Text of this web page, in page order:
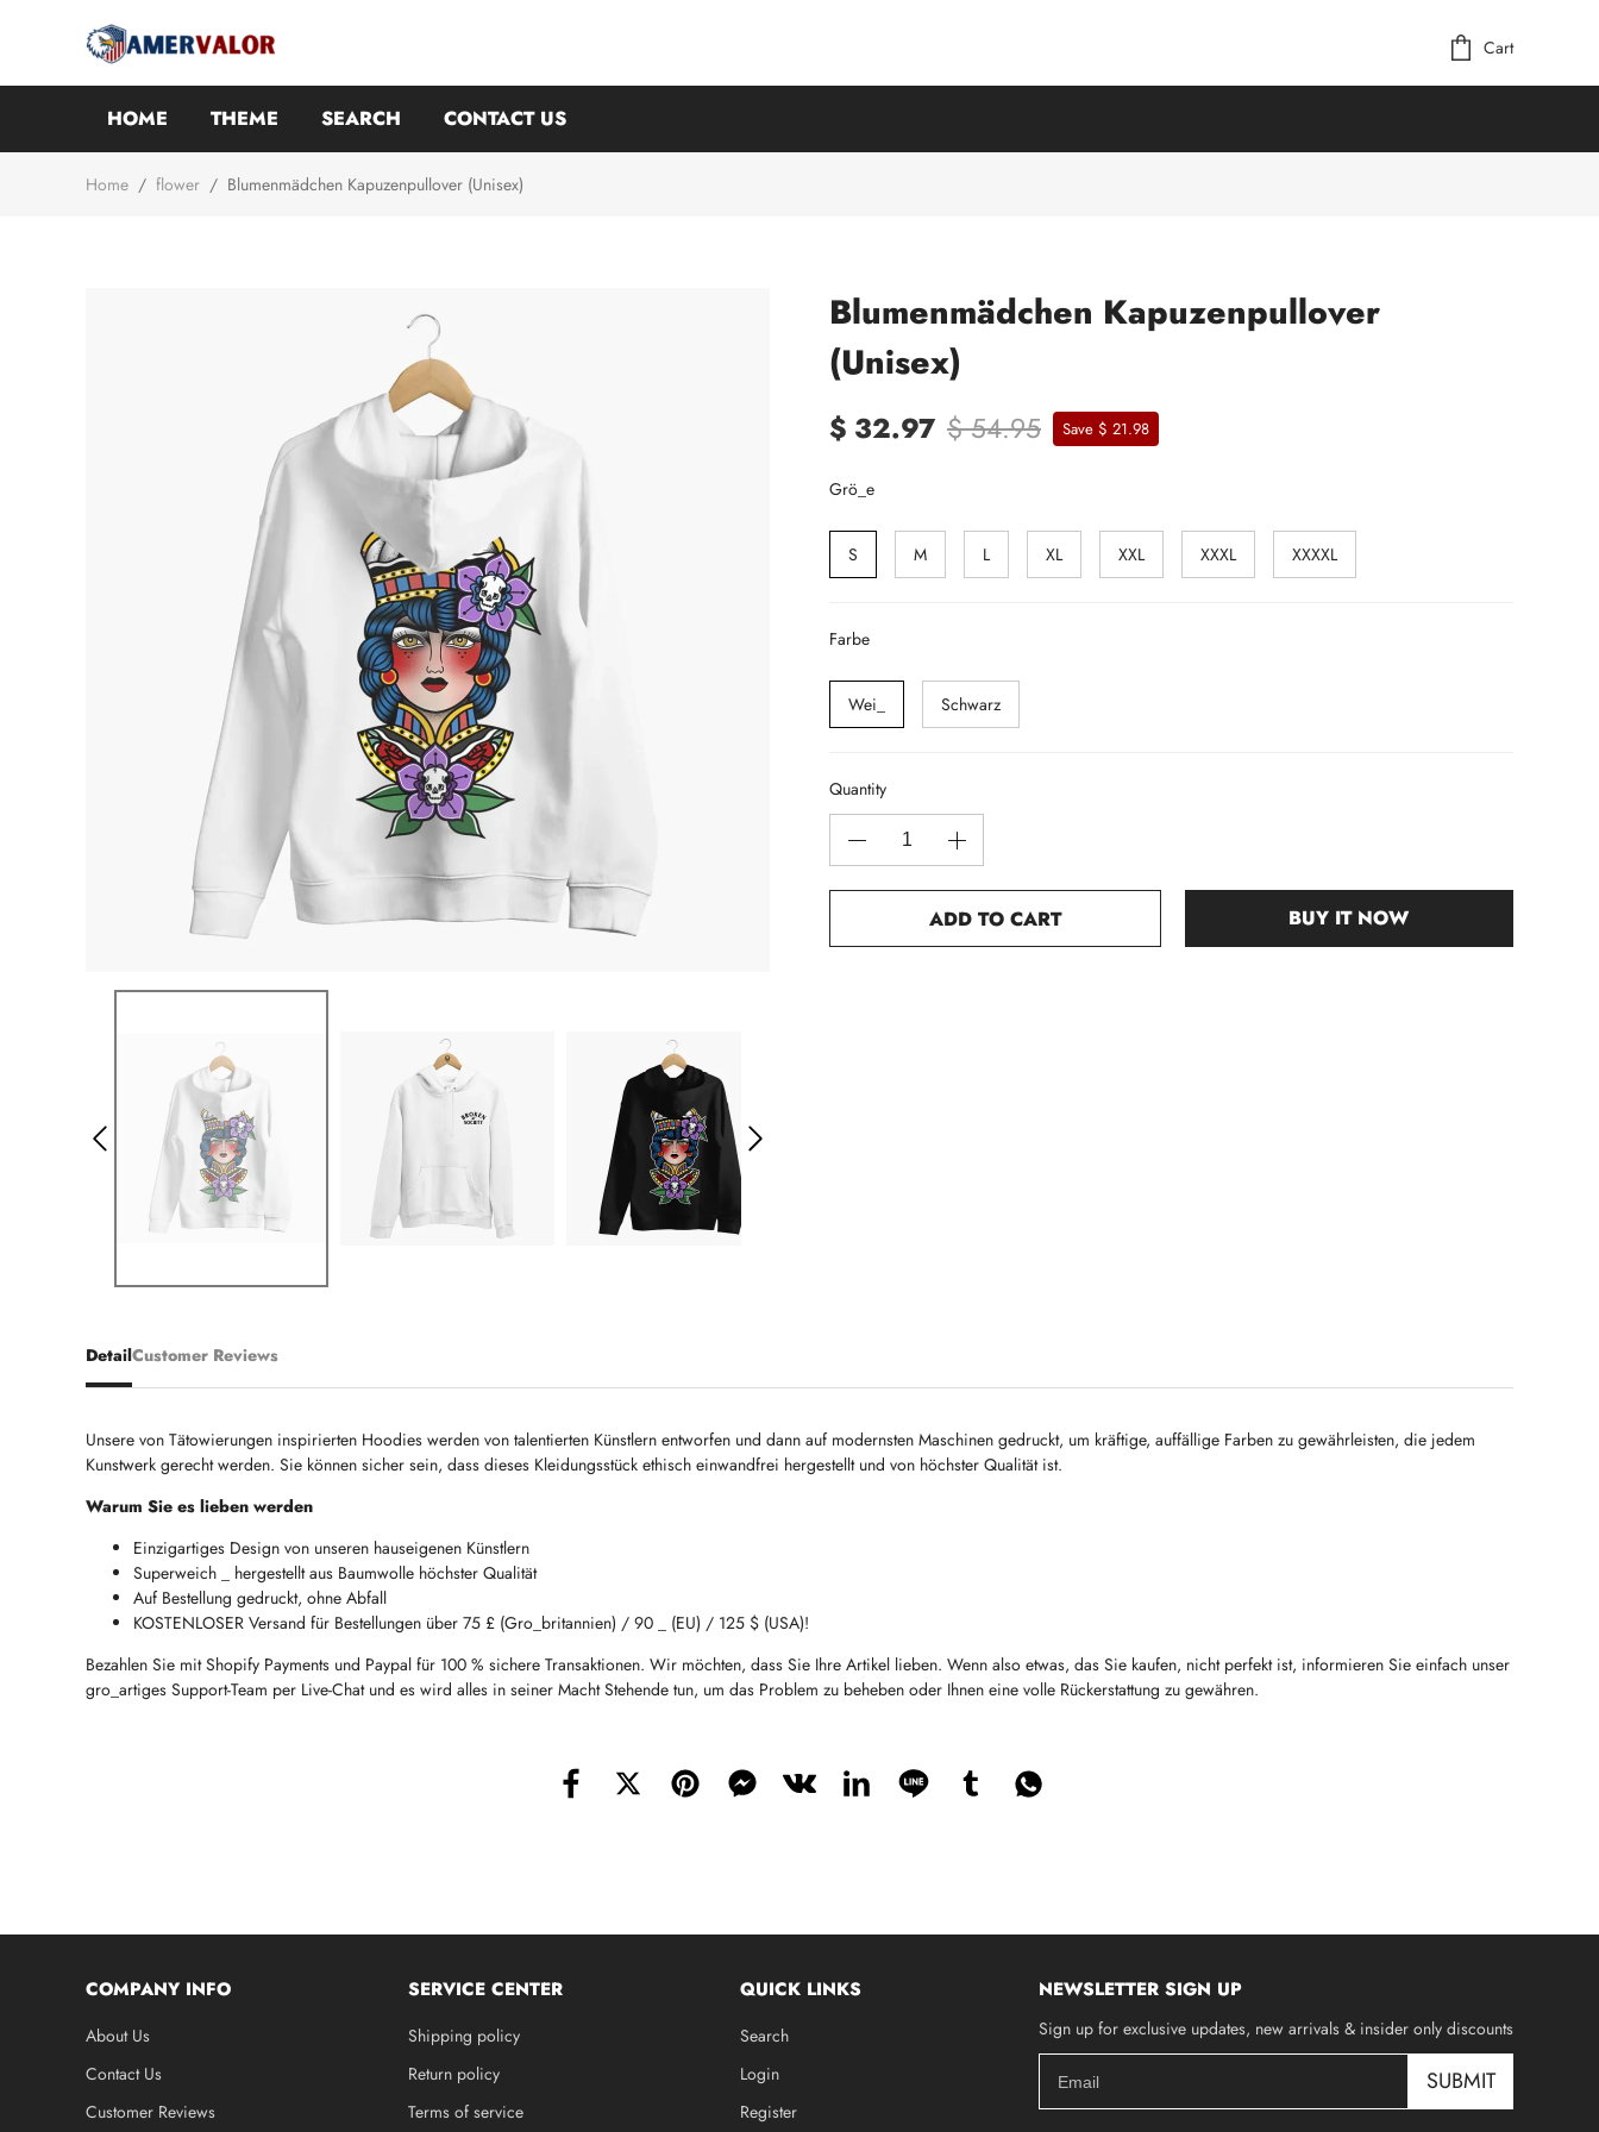
Cart
HOME THEME SEARCH CONTACT US
Home / flower / Blumenmädchen Kapuzenpullover (Unisex)
Blumenmädchen Kapuzenpullover
(Unisex)
$ 32.97 $ 54.95 Save $ 21.98
Grö_e
S M L XL XXL XXXL XXXXL
Farbe
Wei_ Schwarz
Quantity
ADD TO CART BUY IT NOW
Detail
Unsere von Tätowierungen inspirierten Hoodies werden von talentierten Künstlern entworfen und dann auf modernsten Maschinen gedruckt, um kräftige, auffällige Farben zu gewährleisten, die jedem
Kunstwerk gerecht werden. Sie können sicher sein, dass dieses Kleidungsstück ethisch einwandfrei hergestellt und von höchster Qualität ist.
Warum Sie es lieben werden
Einzigartiges Design von unseren hauseigenen Künstlern
Superweich _ hergestellt aus Baumwolle höchster Qualität
Auf Bestellung gedruckt, ohne Abfall
KOSTENLOSER Versand für Bestellungen über 75 £ (Gro_britannien) / 90 _ (EU) / 125 $ (USA)!
Bezahlen Sie mit Shopify Payments und Paypal für 100 % sichere Transaktionen. Wir möchten, dass Sie Ihre Artikel lieben. Wenn also etwas, das Sie kaufen, nicht perfekt ist, informieren Sie einfach unser
gro_artiges Support-Team per Live-Chat und es wird alles in seiner Macht Stehende tun, um das Problem zu beheben oder Ihnen eine volle Rückerstattung zu gewähren.
Customer Reviews
COMPANY INFO
About Us
Contact Us
Customer Reviews
SERVICE CENTER
Shipping policy
Return policy
Terms of service
QUICK LINKS
Search
Login
Register
NEWSLETTER SIGN UP
Sign up for exclusive updates, new arrivals & insider only discounts
SUBMIT